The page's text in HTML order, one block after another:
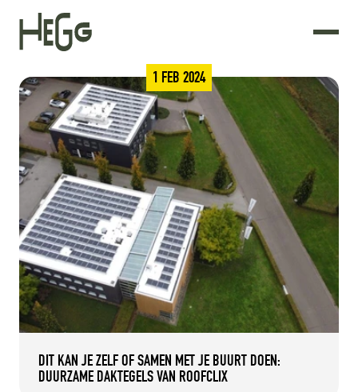
DIT KAN JE ZELF OF SAMEN MET JE BUURT DOEN:
DUURZAME DAKTEGELS VAN ROOFCLIX
1 FEB 2024